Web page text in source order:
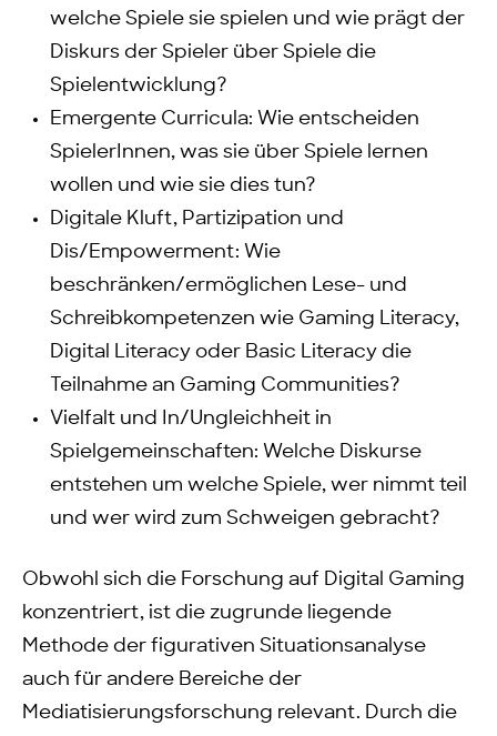
welche Spiele sie spielen und wie prägt der
Diskurs der Spieler über Spiele die
Spielentwicklung?
Emergente Curricula: Wie entscheiden
SpielerInnen, was sie über Spiele lernen
wollen und wie sie dies tun?
Digitale Kluft, Partizipation und
Dis/Empowerment: Wie
beschränken/ermöglichen Lese- und
Schreibkompetenzen wie Gaming Literacy,
Digital Literacy oder Basic Literacy die
Teilnahme an Gaming Communities?
Vielfalt und In/Ungleichheit in
Spielgemeinschaften: Welche Diskurse
entstehen um welche Spiele, wer nimmt teil
und wer wird zum Schweigen gebracht?
Obwohl sich die Forschung auf Digital Gaming
konzentriert, ist die zugrunde liegende
Methode der figurativen Situationsanalyse
auch für andere Bereiche der
Mediatisierungsforschung relevant. Durch die